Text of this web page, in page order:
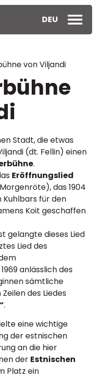
DEU
von Viljandi
Stadt, die etwas
(dt. Fellin) einen
.
Eröffnungslied
das 1904
Kuhlbars für den
Koit geschaffen
gelangte dieses Lied
Lied des
anlässlich des
sämtliche
des Liedes
.
eine wichtige
der estnischen
an die hier
der Estnischen
Platz ein